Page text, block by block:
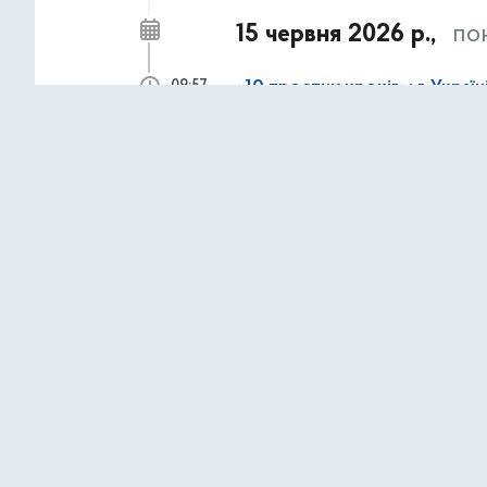
15 червня 2026 р.,
«10 простих кроків»: в
09:57